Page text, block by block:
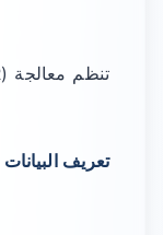
تعريف